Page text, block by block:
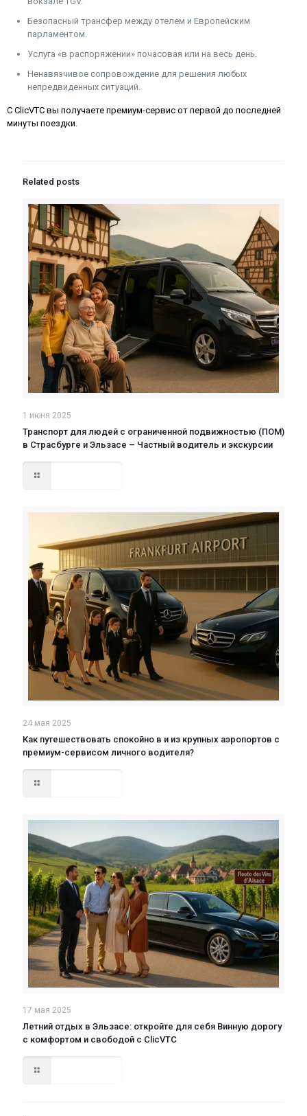
Безопасный трансфер между отелем и Европейским
парламентом.
Услуга «в распоряжении» почасовая или на весь день.
Ненавязчивое сопровождение для решения любых
непредвиденных ситуаций.
С ClicVTC вы получаете премиум-сервис от первой до последней
минуты поездки.
Related posts
1 июня 2025
Транспорт для людей с ограниченной подвижностью (ПОМ)
в Страсбурге и Эльзасе – Частный водитель и экскурсии
24 мая 2025
Как путешествовать спокойно в и из крупных аэропортов с
премиум-сервисом личного водителя?
17 мая 2025
Летний отдых в Эльзасе: откройте для себя Винную дорогу
с комфортом и свободой с ClicVTC